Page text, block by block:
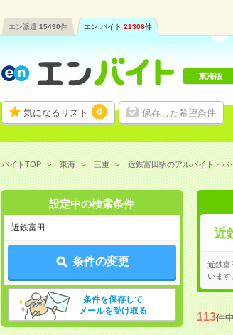
エン派遣 15490件 エン バイト 21306件
気になるリスト 0 保存した希望条件
東海版
バイトTOP 東海 三重 近鉄富田駅のアルバイト・バ
設定中の検索条件
近鉄富田
条件の変更
条件を保存して
メールを受け取る
近
近鉄富
います
113件